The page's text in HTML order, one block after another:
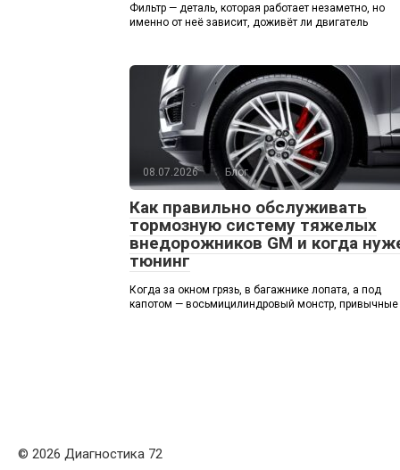
Фильтр — деталь, которая работает незаметно, но
именно от неё зависит, доживёт ли двигатель
08.07.2026 Блог
Как правильно обслуживать
тормозную систему тяжелых
внедорожников GM и когда
тюнинг
Когда за окном грязь, в багажнике лопата, а под
капотом — восьмицилиндровый монстр, привычные
© 2026 Диагностика 72